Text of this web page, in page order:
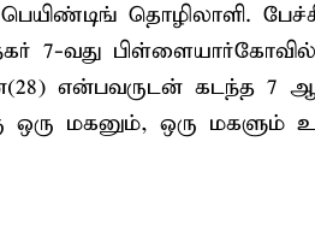
தொழிலாளி.
7-வது
என்பவருடன் கடந்த 7
ஒரு மகனும், ஒரு மகளும்